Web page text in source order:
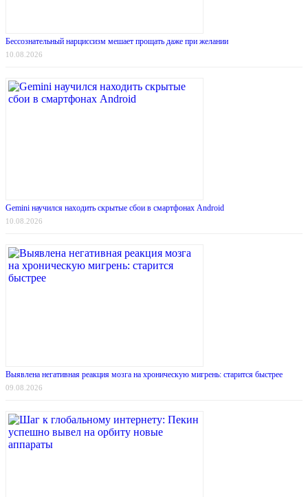
Бессознательный нарциссизм мешает прощать даже при желании
10.08.2026
Gemini научился находить скрытые сбои в смартфонах Android
10.08.2026
Выявлена негативная реакция мозга на хроническую мигрень: старится быстрее
09.08.2026